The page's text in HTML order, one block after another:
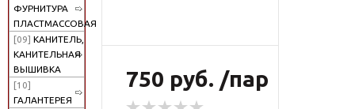
ФУРНИТУРА
ПЛАСТМАССОВАЯ
[09] КАНИТЕЛЬ,
КАНИТЕЛЬНАЯ
ВЫШИВКА
[10]
ГАЛАНТЕРЕЯ
750 руб. /пар